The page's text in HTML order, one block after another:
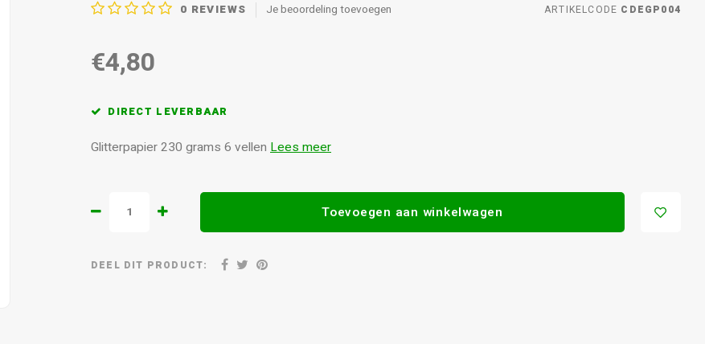
0 REVIEWS Je beoordeling toevoegen ARTIKELCODE CDEGP004
€4,80
DIRECT LEVERBAAR
Glitterpapier 230 grams 6 vellen Lees meer
Toevoegen aan winkelwagen
DEEL DIT PRODUCT: